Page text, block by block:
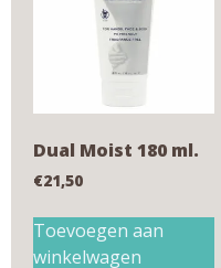
Dual Moist 180 ml.
€21,50
Toevoegen aan
winkelwagen